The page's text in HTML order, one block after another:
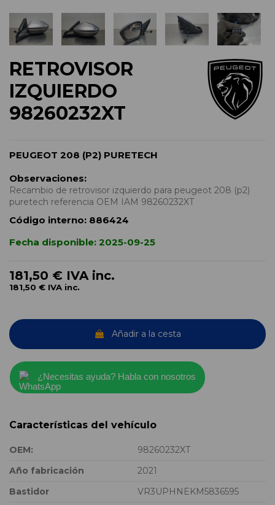
RETROVISOR
IZQUIERDO
98260232XT
PEUGEOT 208 (P2) PURETECH
Observaciones:
Recambio de retrovisor izquierdo para peugeot 208 (p2)
puretech referencia OEM IAM 98260232XT
Código interno: 886424
Fecha disponible: 2025-09-25
181,50 € IVA inc.
181,50 € IVA inc.
Añadir a la cesta
¿Necesitas ayuda? Habla con nosotros
Características del vehículo
OEM:
98260232XT
Año fabricación
2021
Bastidor
VR3UPHNEKM5836595